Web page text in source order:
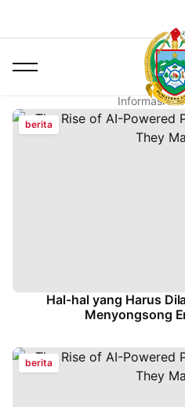
Informasi
berita
Hal-hal yang Harus
Menyongsong
berita